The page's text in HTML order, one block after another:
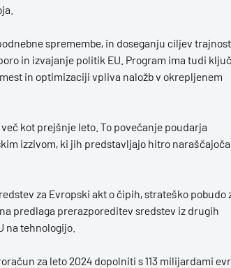
spremembe, in doseganju ciljev
in izvajanje politik EU. Program ima tudi
in optimizaciji vpliva naložb v okrepljenem
kot prejšnje leto. To povečanje poudarja
izzivom, ki jih predstavljajo hitro naraščajoča
za Evropski akt o čipih, strateško pobudo
predlaga prerazporeditev sredstev iz drugih
na tehnologijo.
za leto 2024 dopolniti s 113 milijardami